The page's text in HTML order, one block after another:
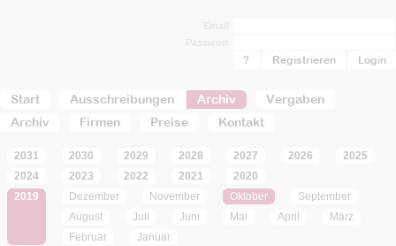
Start Ausschreibungen Archiv
Vergaben
Archiv
Firmen Preise Kontakt
? Registrieren
2031 2030 2029 2028 2027 2026
2025
2024
2023 2022 2021
2020
2019
Dezember November Oktober
September
August
Juli Juni Mai April
März
Februar
Januar